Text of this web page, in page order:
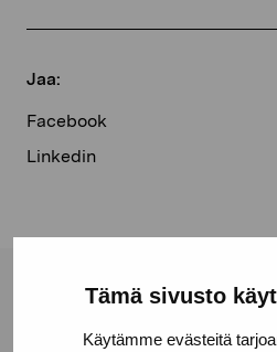
Tämä sivusto
Käytämme evästeitä
Jaa:
Facebook
Linkedin
Pro Artibus -